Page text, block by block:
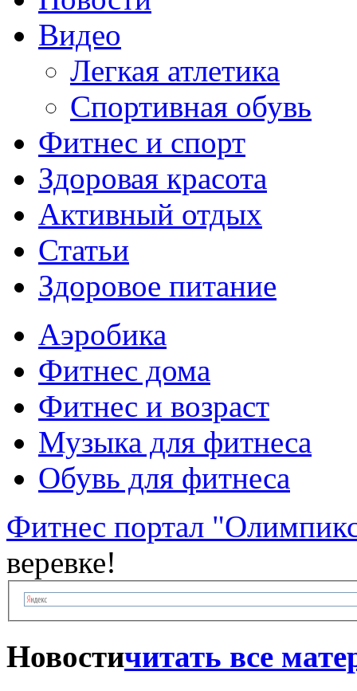
Видео
Легкая атлетика
Спортивная обувь
Фитнес и спорт
Здоровая красота
Активный отдых
Статьи
Здоровое питание
Аэробика
Фитнес дома
Фитнес и возраст
Музыка для фитнеса
Обувь для фитнеса
Фитнес портал
веревке!
Новостичитать все